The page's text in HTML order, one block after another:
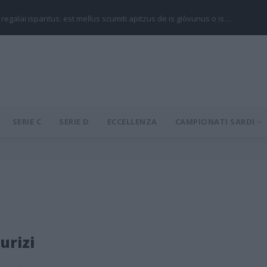
regalai ispantus: est mellus scumiti apitzus de is giòvunus o is…
SERIE C SERIE D ECCELLENZA CAMPIONATI SARDI